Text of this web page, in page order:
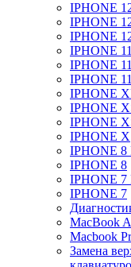
IPHONE
IPHONE
IPHONE
IPHONE
IPHONE
IPHONE 11
IPHONE
IPHONE
IPHONE
IPHONE X
IPHONE 8
IPHONE 8
IPHONE 7
IPHONE 7
MacBook
Macbook
Замена